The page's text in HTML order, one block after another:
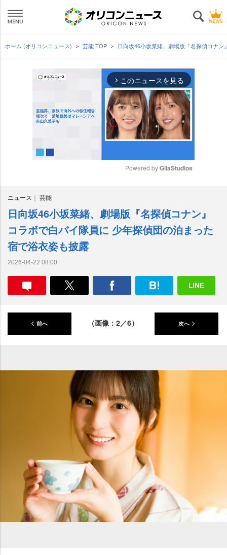
ホーム (オリコンニュース) 芸能 TOP 日向坂46小坂菜緒、劇場版『名探偵コナ
arrow_forward_ios このニュースを見る
t
e
Powered by GliaStudios
ニュース 芸能
日向坂46小坂菜緒、劇場版『名探偵コナン』
コラボで白バイ隊員に 少年探偵団の泊まった
宿で浴衣姿も披露
2026-04-22 08:00
前へ （画像：2／6） 次へ